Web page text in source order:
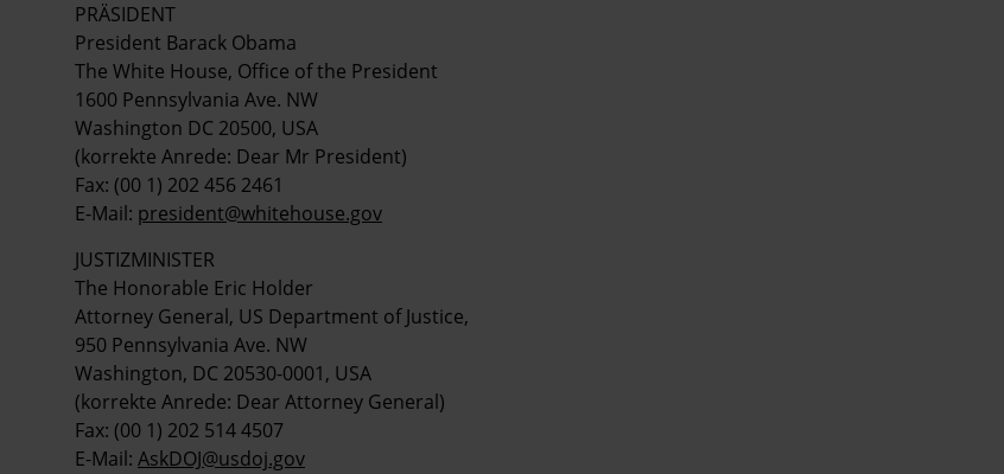
PRÄSIDENT
President Barack Obama
The White House, Office of the President
1600 Pennsylvania Ave. NW
Washington DC 20500, USA
(korrekte Anrede: Dear Mr President)
Fax: (00 1) 202 456 2461
E-Mail: president@whitehouse.gov
JUSTIZMINISTER
The Honorable Eric Holder
Attorney General, US Department of Justice,
950 Pennsylvania Ave. NW
Washington, DC 20530-0001, USA
(korrekte Anrede: Dear Attorney General)
Fax: (00 1) 202 514 4507
E-Mail: AskDOJ@usdoj.gov